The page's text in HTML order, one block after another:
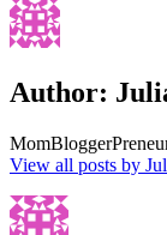
Author:
View all posts by
Author